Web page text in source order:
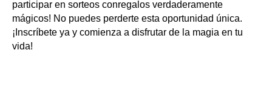
participar en sorteos conregalos verdaderamente
mágicos! No puedes perderte esta oportunidad única.
¡Inscríbete ya y comienza a disfrutar de la magia en tu
vida!